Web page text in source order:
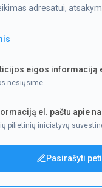
adresatui,
eigos informaciją
nesiųsime
el. paštu apie
pilietinių iniciatyvų
Pasirašyti